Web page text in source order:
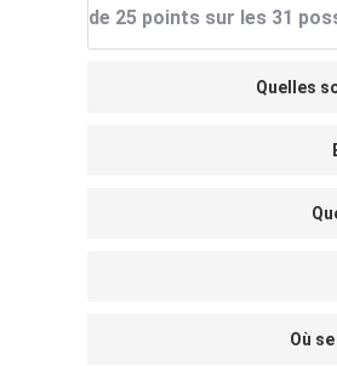
de 25 points sur les 31
Quelles
Où